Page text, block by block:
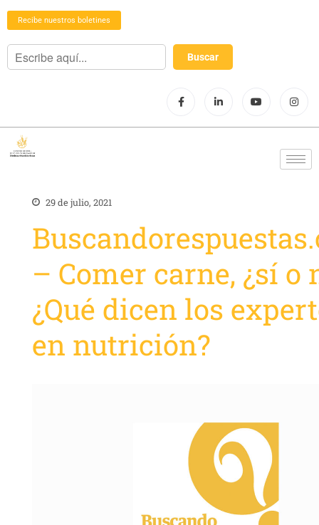
Recibe nuestros boletines
29 de julio, 2021
– Comer carne, ¿sí o
¿Qué dicen los
en nutrición?